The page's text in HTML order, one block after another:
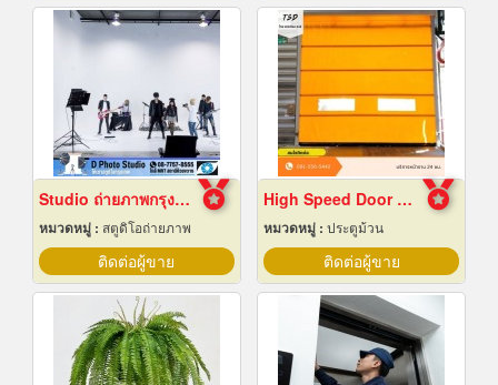
Studio ถ่ายภาพกรุงเทพ
หมวดหมู่ : สตูดิโอถ่ายภาพ
ติดต่อผู้ขาย
High Speed Door สมุทรปราการ
หมวดหมู่ : ประตูม้วน
ติดต่อผู้ขาย